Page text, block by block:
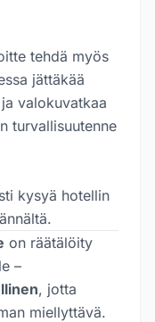
tehdä myös
jättäkää
valokuvatkaa
turvallisuutenne
kysyä hotellin
on räätälöity
–
, jotta
miellyttävä.